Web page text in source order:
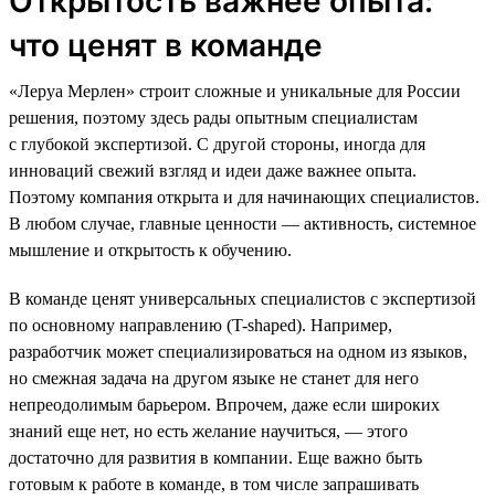
что ценят в команде
«Леруа Мерлен» строит сложные и уникальные для России
решения, поэтому здесь рады опытным специалистам
с глубокой экспертизой. С другой стороны, иногда для
инноваций свежий взгляд и идеи даже важнее опыта.
Поэтому компания открыта и для начинающих специалистов.
В любом случае, главные ценности — активность, системное
мышление и открытость к обучению.
В команде ценят универсальных специалистов с экспертизой
по основному направлению (T-shaped). Например,
разработчик может специализироваться на одном из языков,
но смежная задача на другом языке не станет для него
непреодолимым барьером. Впрочем, даже если широких
знаний еще нет, но есть желание научиться, — этого
достаточно для развития в компании. Еще важно быть
готовым к работе в команде, в том числе запрашивать